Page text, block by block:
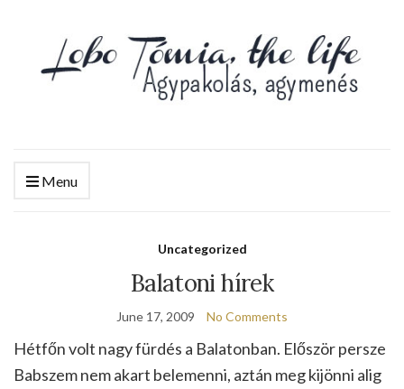
Menu
Uncategorized
Balatoni hírek
June 17, 2009 No Comments
Hétfőn volt nagy fürdés a Balatonban. Először persze
Babszem nem akart belemenni, aztán meg kijönni alig